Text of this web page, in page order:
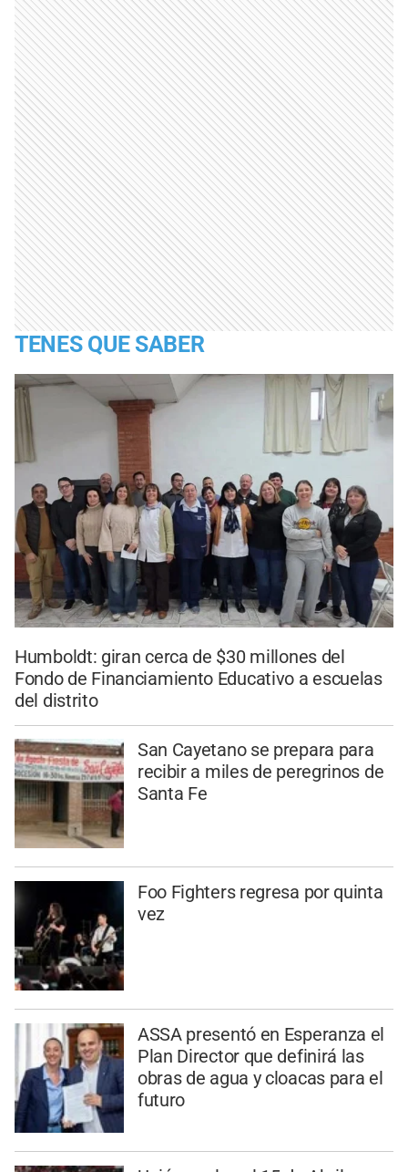
TENES QUE SABER
Humboldt: giran cerca de $30 millones del
Fondo de Financiamiento Educativo a escuelas
del distrito
San Cayetano se prepara para
recibir a miles de peregrinos de
Santa Fe
Foo Fighters regresa por quinta
vez
ASSA presentó en Esperanza el
Plan Director que definirá las
obras de agua y cloacas para el
futuro